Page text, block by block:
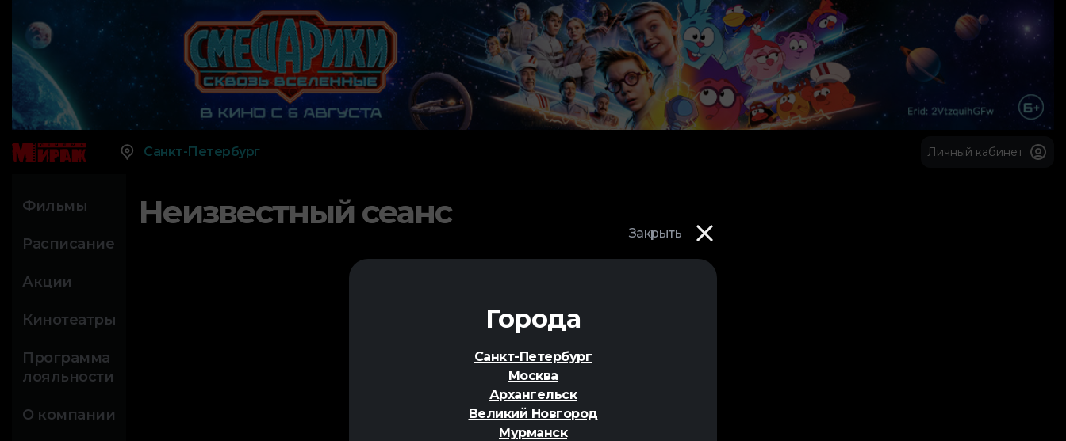
Закрыть
Города
Санкт-Петербург
Москва
Архангельск
Великий Новгород
Мурманск
Санкт-Петербург Личный кабинет
Фильмы
Расписание
Акции
Кинотеатры
Программа
лояльности
О компании
Неизвестный сеанс